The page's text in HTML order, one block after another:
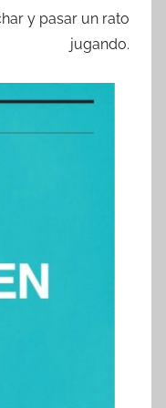
y pasar un rato
jugando.